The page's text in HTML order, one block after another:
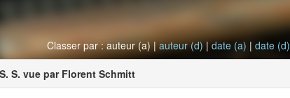
Classer par : auteur (a) |auteur (d)|date (a) |date (d)
S. vue par Florent Schmitt